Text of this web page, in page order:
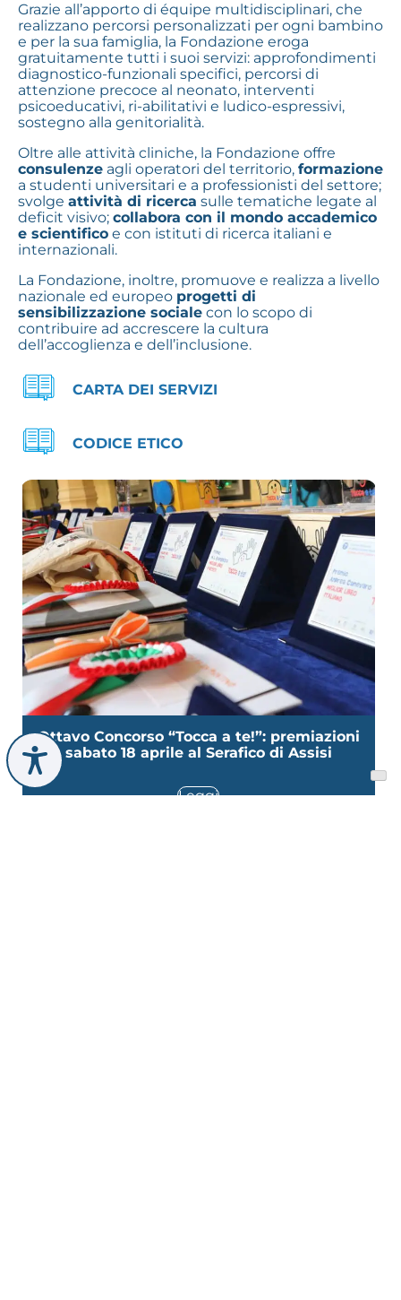
Grazie all’apporto di équipe multidisciplinari, che
realizzano percorsi personalizzati per ogni bambino
e per la sua famiglia, la Fondazione eroga
gratuitamente tutti i suoi servizi: approfondimenti
diagnostico-funzionali specifici, percorsi di
attenzione precoce al neonato, interventi
psicoeducativi, ri-abilitativi e ludico-espressivi,
sostegno alla genitorialità.
Oltre alle attività cliniche, la Fondazione offre
consulenze agli operatori del territorio, formazione
a studenti universitari e a professionisti del settore;
svolge attività di ricerca sulle tematiche legate al
deficit visivo; collabora con il mondo accademico
e scientifico e con istituti di ricerca italiani e
internazionali.
La Fondazione, inoltre, promuove e realizza a livello
nazionale ed europeo progetti di
sensibilizzazione sociale con lo scopo di
contribuire ad accrescere la cultura
dell’accoglienza e dell’inclusione.
CARTA DEI SERVIZI
CODICE ETICO
Ottavo Concorso “Tocca a te!”: premiazioni
sabato 18 aprile al Serafico di Assisi
Leggi